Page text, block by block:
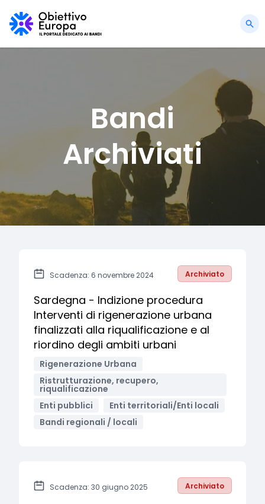
Bandi
Archiviati
Scadenza: 6 novembre 2024 Archiviato
Sardegna - Indizione procedura
Interventi di rigenerazione urbana
finalizzati alla riqualificazione e al
riordino degli ambiti urbani
Rigenerazione Urbana
Ristrutturazione, recupero,
riqualificazione
Enti pubblici
Enti territoriali/Enti locali
Bandi regionali / locali
Scadenza: 30 giugno 2025 Archiviato